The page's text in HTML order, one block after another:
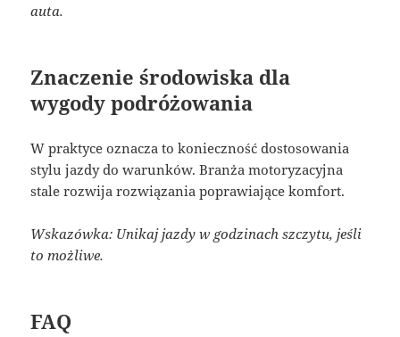
auta.
Znaczenie środowiska dla
wygody podróżowania
W praktyce oznacza to konieczność dostosowania
stylu jazdy do warunków. Branża motoryzacyjna
stale rozwija rozwiązania poprawiające komfort.
Wskazówka: Unikaj jazdy w godzinach szczytu, jeśli
to możliwe.
FAQ